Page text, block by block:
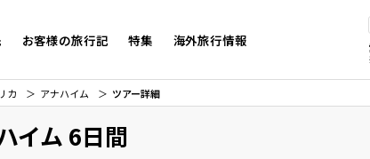
お客様の旅行記 特集 海外旅行情報
カ アナハイム ツアー詳細
イム 6日間